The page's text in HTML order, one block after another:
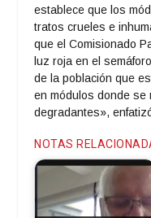
establece que los
tratos crueles e
que el Comisionado
luz roja en el
de la población que
en módulos donde se
degradantes»,
NOTAS